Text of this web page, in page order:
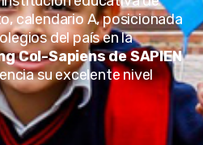
calendario A, posicionada
del país en la
Col-Sapiens de SAPIEN
su excelente nivel